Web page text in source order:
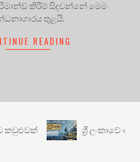
කිරීම් සිදුවන්නේ මෙම
තුළයි.
READING
කවුළුවක් ශ්‍රී ලංකාවේ ණය